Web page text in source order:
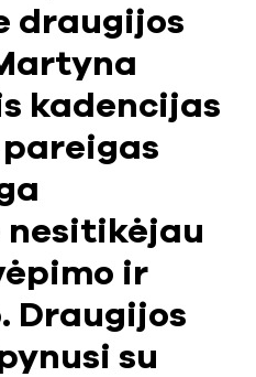
draugijos
kadencijas
nesitikėjau
ir
Draugijos
su